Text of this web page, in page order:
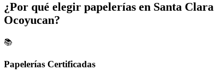
¿Por qué elegir papelerías en Santa Clara
Ocoyucan?
📚
Papelerías Certificadas